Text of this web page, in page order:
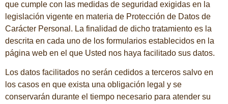
que cumple con las medidas de seguridad exigidas en la
legislación vigente en materia de Protección de Datos de
Carácter Personal. La finalidad de dicho tratamiento es la
descrita en cada uno de los formularios establecidos en la
página web en el que Usted nos haya facilitado sus datos.
Los datos facilitados no serán cedidos a terceros salvo en
los casos en que exista una obligación legal y se
conservarán durante el tiempo necesario para atender su